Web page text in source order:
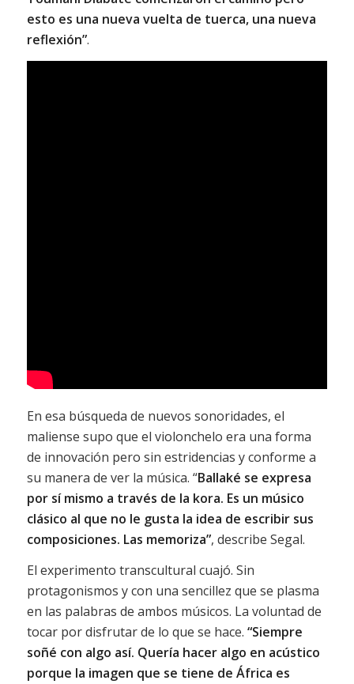
esto es una nueva vuelta de tuerca, una nueva
reflexión”.
En esa búsqueda de nuevos sonoridades, el
maliense supo que el violonchelo era una forma
de innovación pero sin estridencias y conforme a
su manera de ver la música. “Ballaké se expresa
por sí mismo a través de la kora. Es un músico
clásico al que no le gusta la idea de escribir sus
composiciones. Las memoriza”, describe Segal.
El experimento transcultural cuajó. Sin
protagonismos y con una sencillez que se plasma
en las palabras de ambos músicos. La voluntad de
tocar por disfrutar de lo que se hace. “Siempre
soñé con algo así. Quería hacer algo en acústico
porque la imagen que se tiene de África es